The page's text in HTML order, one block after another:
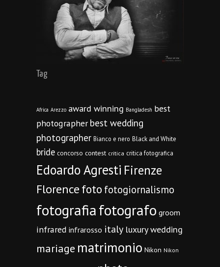
Tag
Africa Arezzo award winning Bangladesh best
photographer best wedding
photographer Bianco e nero Black and White
bride concorso contest critica critica fotografica
Edoardo Agresti Firenze
Florencefoto fotogiornalismo
fotografiafotografo groom
infrared infrarosso italy luxury wedding
mariage matrimonio Nikon Nikon